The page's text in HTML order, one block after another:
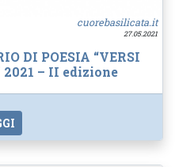
cuorebasilicata.it
27.05.2021
DI POESIA “VERSI
2021 – II edizione